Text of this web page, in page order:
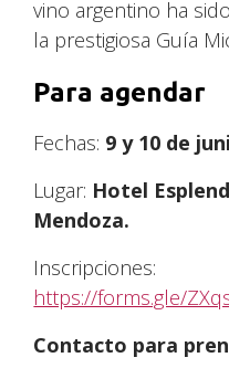
vino argentino ha
la prestigiosa Guía
Para agendar
Fechas: 9 y 10 de
Lugar: Hotel
Mendoza.
Inscripciones:
https://forms.gle/
Contacto para